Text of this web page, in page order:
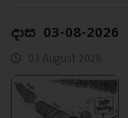
දාස 03-08-2026
03 August 2026